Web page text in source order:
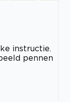
instructie.
pennen